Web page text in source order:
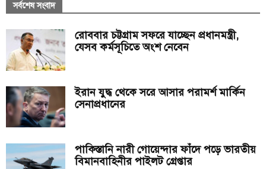
সর্বশেষ সংবাদ
রোববার চট্টগ্রাম সফরে যাচ্ছেন প্রধানমন্ত্রী,
যেসব কর্মসূচিতে অংশ নেবেন
ইরান যুদ্ধ থেকে সরে আসার পরামর্শ মার্কিন
সেনাপ্রধানের
পাকিস্তানি নারী গোয়েন্দার ফাঁদে পড়ে ভারতীয়
বিমানবাহিনীর পাইলট গ্রেপ্তার